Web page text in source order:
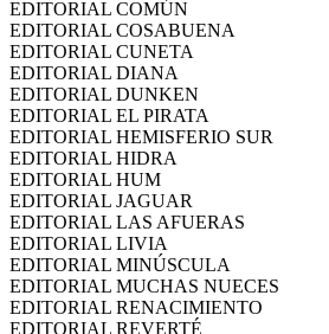
EDITORIAL COMÚN
EDITORIAL COSABUENA
EDITORIAL CUNETA
EDITORIAL DIANA
EDITORIAL DUNKEN
EDITORIAL EL PIRATA
EDITORIAL HEMISFERIO SUR
EDITORIAL HIDRA
EDITORIAL HUM
EDITORIAL JAGUAR
EDITORIAL LAS AFUERAS
EDITORIAL LIVIA
EDITORIAL MINÚSCULA
EDITORIAL MUCHAS NUECES
EDITORIAL RENACIMIENTO
EDITORIAL REVERTÉ